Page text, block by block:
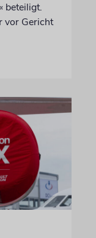
beteiligt.
vor Gericht